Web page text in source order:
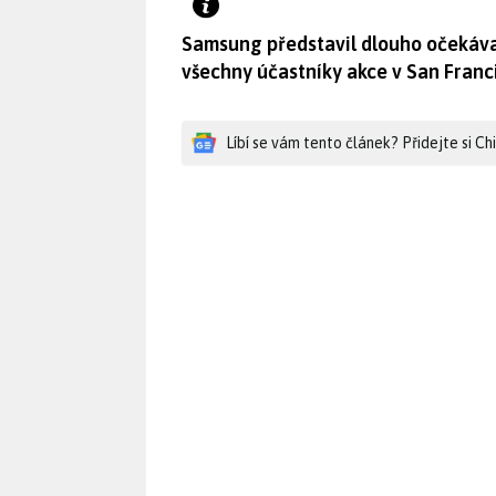
Samsung představil dlouho
všechny účastníky akce v San
Líbí se vám tento článek? Přidejte si